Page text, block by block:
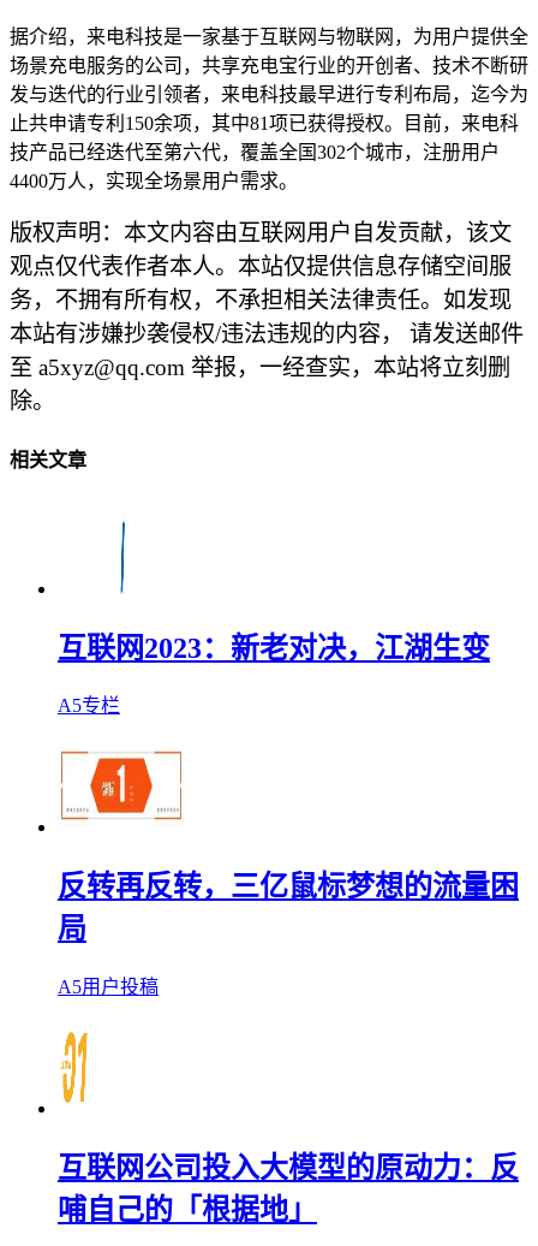
据介绍，来电科技是一家基于互联网与物联网，为用户提供全
场景充电服务的公司，共享充电宝行业的开创者、技术不断研
发与迭代的行业引领者，来电科技最早进行专利布局，迄今为
止共申请专利150余项，其中81项已获得授权。目前，来电科
技产品已经迭代至第六代，覆盖全国302个城市，注册用户
4400万人，实现全场景用户需求。
版权声明：本文内容由互联网用户自发贡献，该文
观点仅代表作者本人。本站仅提供信息存储空间服
务，不拥有所有权，不承担相关法律责任。如发现
本站有涉嫌抄袭侵权/违法违规的内容， 请发送邮件
至 a5xyz@qq.com 举报，一经查实，本站将立刻删
除。
相关文章
互联网2023：新老对决，江湖生变
A5专栏
反转再反转，三亿鼠标梦想的流量困
局
A5用户投稿
互联网公司投入大模型的原动力：反
哺自己的「根据地」